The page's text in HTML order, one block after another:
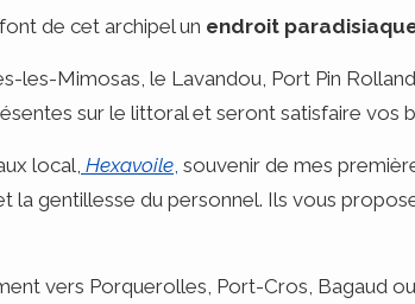
de cet archipel un endroit
les-Mimosas, le Lavandou, Port Pin
sur le littoral et seront satisfaire vos
local, Hexavoile, souvenir de mes
la gentillesse du personnel. Ils vous
vers Porquerolles, Port-Cros, Bagaud ou